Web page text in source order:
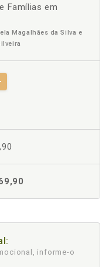
Famílias em
Magalhães da Silva e
informe-o